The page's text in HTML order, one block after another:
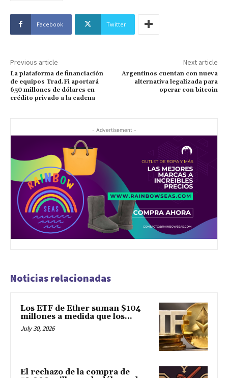
Facebook Twitter
Previous article
La plataforma de financiación
de equipos Trad.Fi aportará
650 millones de dólares en
crédito privado a la cadena
Next article
Argentinos cuentan con nueva
alternativa legalizada para
operar con bitcoin
- Advertisement -
Noticias relacionadas
Los ETF de Ether suman $104
millones a medida que los...
July 30, 2026
El rechazo de la compra de